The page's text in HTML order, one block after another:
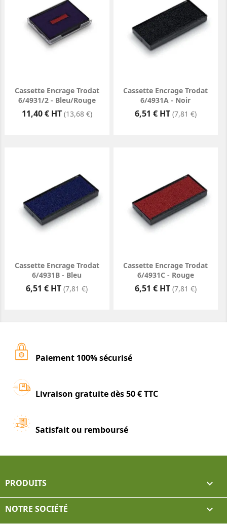
Cassette Encrage Trodat
6/4931/2 - Bleu/Rouge
Prix
11,40 € HT (13,68 €)
Cassette Encrage Trodat
6/4931A - Noir
Prix
6,51 € HT (7,81 €)
Cassette Encrage Trodat
6/4931B - Bleu
Prix
6,51 € HT (7,81 €)
Cassette Encrage Trodat
6/4931C - Rouge
Prix
6,51 € HT (7,81 €)
Paiement 100% sécurisé
Livraison gratuite dès 50 € TTC
Satisfait ou remboursé
PRODUITS 
NOTRE SOCIÉTÉ 